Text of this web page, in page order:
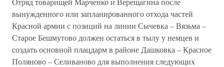
вынужденного или запланированного отхода частей
Красной армии с позиций на линии Сычевка – Вязьма –
Старое Бешмутово должен остаться в тылу у немцев и
создать основной плацдарм в районе Дашковка – Красное
Поляново – Селиваново для выполнения следующих